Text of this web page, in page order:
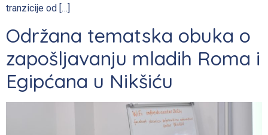
tranzicije od […]
Održana tematska obuka o
zapošljavanju mladih Roma i
Egipćana u Nikšiću